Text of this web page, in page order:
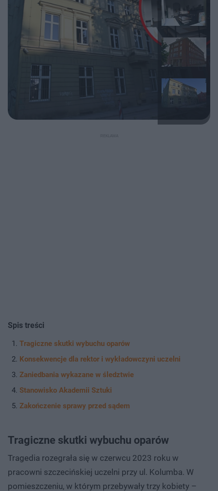
Spis treści
Tragiczne skutki wybuchu oparów
Konsekwencje dla rektor i wykładowczyni uczelni
Zaniedbania wykazane w śledztwie
Stanowisko Akademii Sztuki
Zakończenie sprawy przed sądem
Tragiczne skutki wybuchu oparów
Tragedia rozegrała się w czerwcu 2023 roku w
pracowni szczecińskiej uczelni przy ul. Kolumba. W
pomieszczeniu, w którym przebywały trzy kobiety –